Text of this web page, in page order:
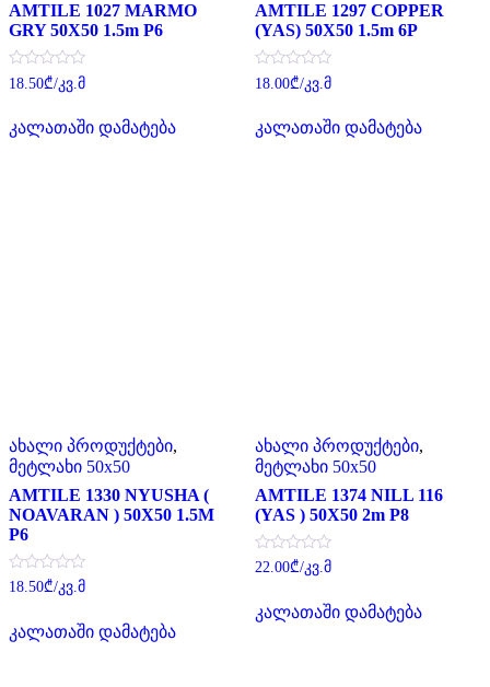
AMTILE 1027 MARMO
GRY 50X50 1.5m P6
შეფასება
0
5-
დან
18.50₾/კვ.მ
კალათაში დამატება
AMTILE 1297 COPPER
(YAS) 50X50 1.5m 6P
შეფასება
0
5-
დან
18.00₾/კვ.მ
კალათაში დამატება
ახალი პროდუქტები,
მეტლახი 50x50
AMTILE 1330 NYUSHA (
NOAVARAN ) 50X50 1.5M
P6
შეფასება
0
5-
დან
18.50₾/კვ.მ
კალათაში დამატება
ახალი პროდუქტები,
მეტლახი 50x50
AMTILE 1374 NILL 116
(YAS ) 50X50 2m P8
შეფასება
0
5-
დან
22.00₾/კვ.მ
კალათაში დამატება